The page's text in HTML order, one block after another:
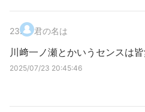
23. 君の名は
川﨑一ノ瀬とかいうセンスは
2025/07/23 20:45:46